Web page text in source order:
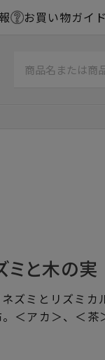
お買い物ガイド
ミと木の実
ズミとリズミカ
＜アカ＞、＜茶